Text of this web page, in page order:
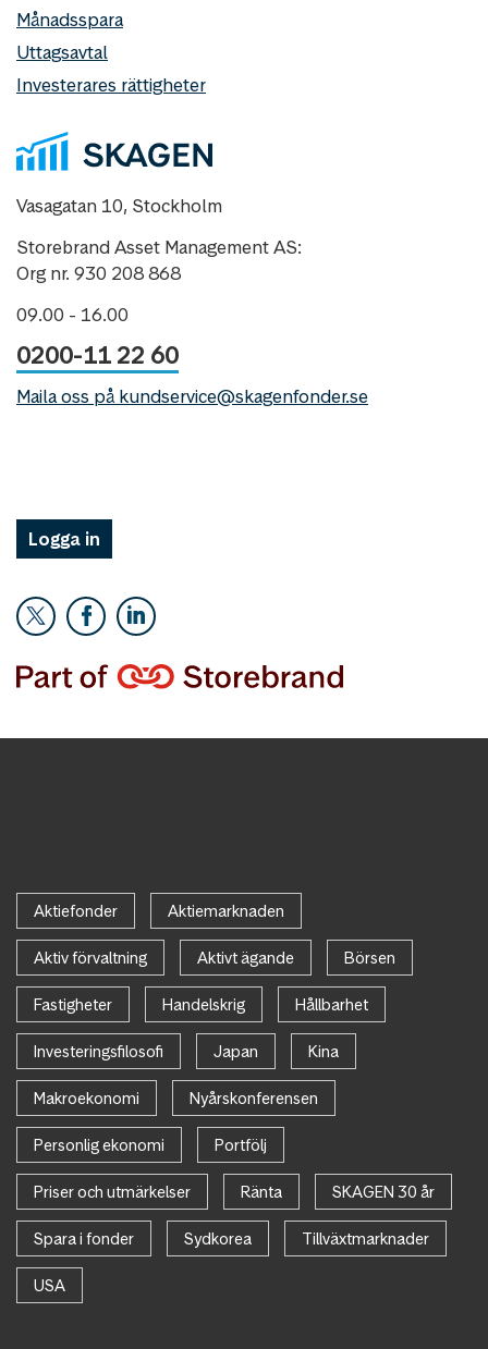
Månadsspara
Uttagsavtal
Investerares rättigheter
Vasagatan 10, Stockholm
Storebrand Asset Management AS:
Org nr. 930 208 868
09.00 - 16.00
0200-11 22 60
Maila oss på kundservice@skagenfonder.se
Logga in
Aktiefonder Aktiemarknaden
Aktiv förvaltning Aktivt ägande Börsen
Fastigheter Handelskrig Hållbarhet
Investeringsfilosofi Japan Kina
Makroekonomi Nyårskonferensen
Personlig ekonomi Portfölj
Priser och utmärkelser Ränta SKAGEN 30 år
Spara i fonder Sydkorea Tillväxtmarknader
USA